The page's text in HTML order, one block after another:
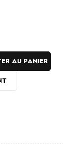
AU PANIER